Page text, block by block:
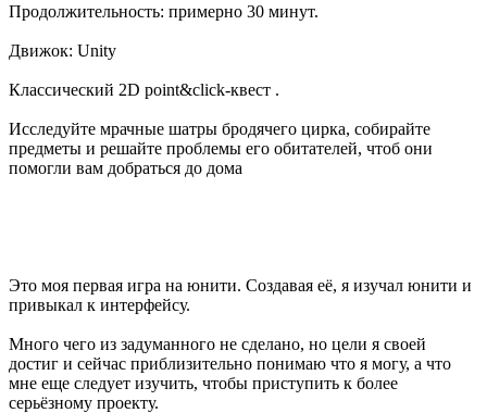
Продолжительность: примерно 30 минут.
Движок: Unity
Классический 2D point&click-квест .
Исследуйте мрачные шатры бродячего цирка, собирайте
предметы и решайте проблемы его обитателей, чтоб они
помогли вам добраться до дома
Это моя первая игра на юнити. Создавая её, я изучал юнити и
привыкал к интерфейсу.
Много чего из задуманного не сделано, но цели я своей
достиг и сейчас приблизительно понимаю что я могу, а что
мне еще следует изучить, чтобы приступить к более
серьёзному проекту.